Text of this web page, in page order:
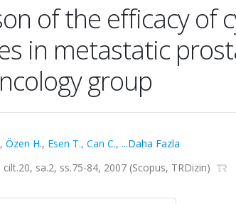
of the efficacy of
in metastatic
group
, Özen H., Esen T., Can C., ...Daha Fazla
cilt.20, sa.2, ss.75-84, 2007 (Scopus, TRDizin)